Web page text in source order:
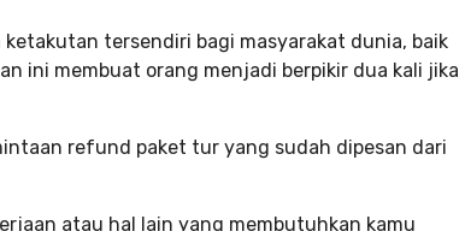
tersendiri bagi masyarakat dunia, baik
ini membuat orang menjadi berpikir dua kali jika
refund paket tur yang sudah dipesan dari
atau hal lain yang membutuhkan kamu